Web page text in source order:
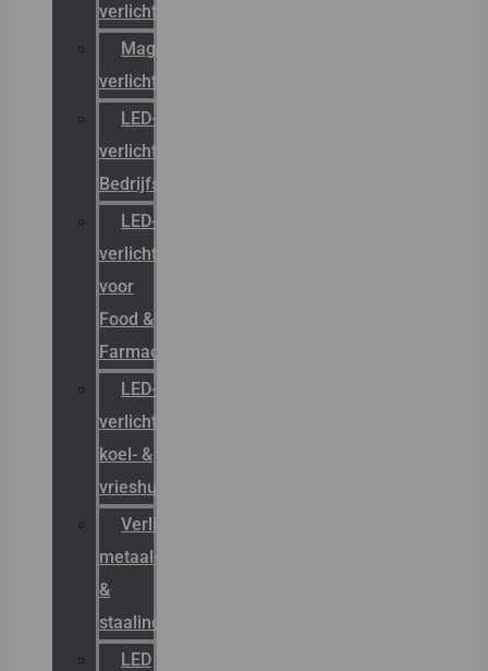
verlichting
Magazijn
verlichting
LED-
verlichting
Bedrijfshal
LED-
verlichting
voor
Food &
Farmacie
LED-
verlichting
koel- &
vrieshuizen
Verlichting
metaal-
&
staalindustrie
LED